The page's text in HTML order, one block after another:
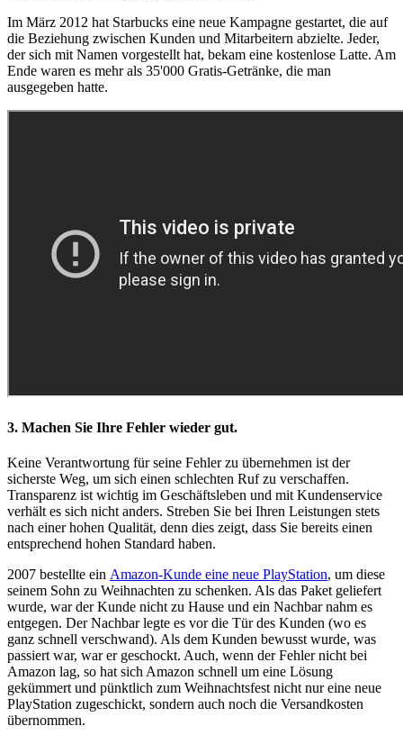
Im März 2012 hat Starbucks eine neue Kampagne gestartet, die auf
die Beziehung zwischen Kunden und Mitarbeitern abzielte. Jeder,
der sich mit Namen vorgestellt hat, bekam eine kostenlose Latte. Am
Ende waren es mehr als 35'000 Gratis-Getränke, die man
ausgegeben hatte.
3. Machen Sie Ihre Fehler wieder gut.
Keine Verantwortung für seine Fehler zu übernehmen ist der
sicherste Weg, um sich einen schlechten Ruf zu verschaffen.
Transparenz ist wichtig im Geschäftsleben und mit Kundenservice
verhält es sich nicht anders. Streben Sie bei Ihren Leistungen stets
nach einer hohen Qualität, denn dies zeigt, dass Sie bereits einen
entsprechend hohen Standard haben.
2007 bestellte ein Amazon-Kunde eine neue PlayStation, um diese
seinem Sohn zu Weihnachten zu schenken. Als das Paket geliefert
wurde, war der Kunde nicht zu Hause und ein Nachbar nahm es
entgegen. Der Nachbar legte es vor die Tür des Kunden (wo es
ganz schnell verschwand). Als dem Kunden bewusst wurde, was
passiert war, war er geschockt. Auch, wenn der Fehler nicht bei
Amazon lag, so hat sich Amazon schnell um eine Lösung
gekümmert und pünktlich zum Weihnachtsfest nicht nur eine neue
PlayStation zugeschickt, sondern auch noch die Versandkosten
übernommen.